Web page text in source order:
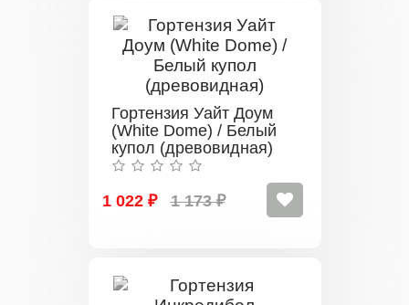
Гортензия Уайт Доум
(White Dome) / Белый
купол (древовидная)
1 022 ₽ 1 173 ₽